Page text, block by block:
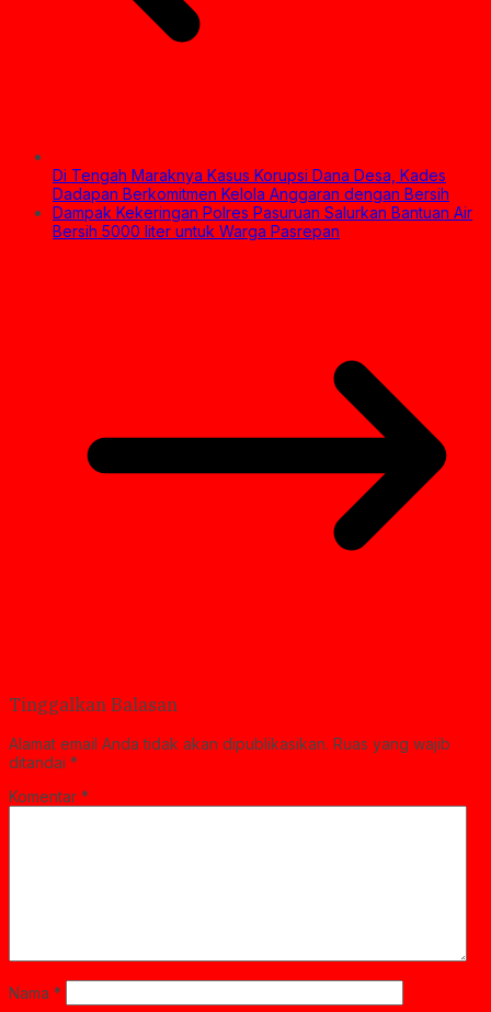
Di Tengah Maraknya Kasus Korupsi Dana Desa, Kades
Dadapan Berkomitmen Kelola Anggaran dengan Bersih
Dampak Kekeringan Polres Pasuruan Salurkan Bantuan Air
Bersih 5000 liter untuk Warga Pasrepan
Tinggalkan Balasan
Alamat email Anda tidak akan dipublikasikan. Ruas yang wajib
ditandai *
Komentar *
Nama *